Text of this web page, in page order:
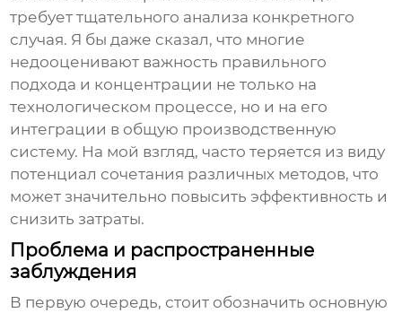
требует тщательного анализа конкретного
случая. Я бы даже сказал, что многие
недооценивают важность правильного
подхода и концентрации не только на
технологическом процессе, но и на его
интеграции в общую производственную
систему. На мой взгляд, часто теряется из виду
потенциал сочетания различных методов, что
может значительно повысить эффективность и
снизить затраты.
Проблема и распространенные
заблуждения
В первую очередь, стоит обозначить основную